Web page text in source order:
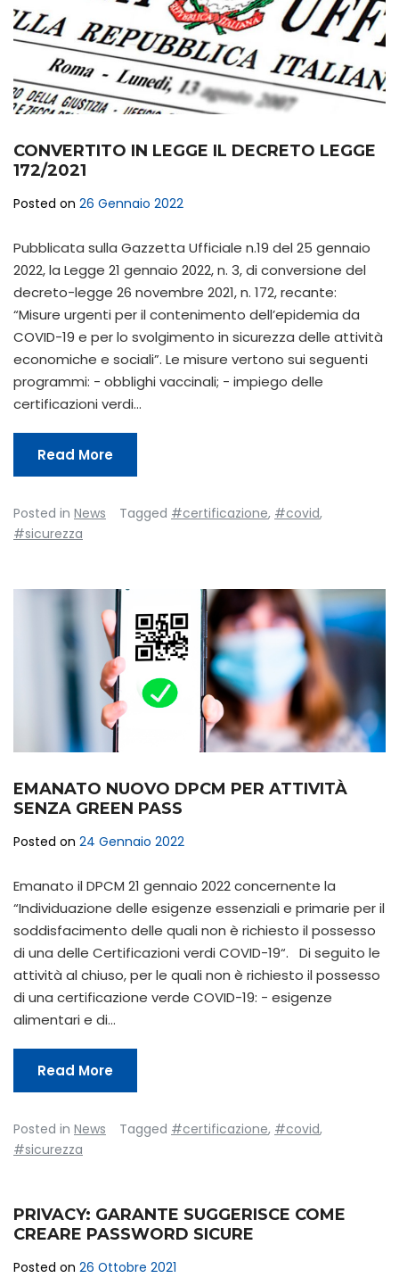
CONVERTITO IN LEGGE IL DECRETO LEGGE
172/2021
Posted on 26 Gennaio 2022
Pubblicata sulla Gazzetta Ufficiale n.19 del 25 gennaio
2022, la Legge 21 gennaio 2022, n. 3, di conversione del
decreto-legge 26 novembre 2021, n. 172, recante:
“Misure urgenti per il contenimento dell’epidemia da
COVID-19 e per lo svolgimento in sicurezza delle attività
economiche e sociali”. Le misure vertono sui seguenti
programmi: - obblighi vaccinali; - impiego delle
certificazioni verdi…
Read More
Posted in News Tagged #certificazione, #covid,
#sicurezza
EMANATO NUOVO DPCM PER ATTIVITÀ
SENZA GREEN PASS
Posted on 24 Gennaio 2022
Emanato il DPCM 21 gennaio 2022 concernente la
“Individuazione delle esigenze essenziali e primarie per il
soddisfacimento delle quali non è richiesto il possesso
di una delle Certificazioni verdi COVID-19“. Di seguito le
attività al chiuso, per le quali non è richiesto il possesso
di una certificazione verde COVID-19: - esigenze
alimentari e di…
Read More
Posted in News Tagged #certificazione, #covid,
#sicurezza
PRIVACY: GARANTE SUGGERISCE COME
CREARE PASSWORD SICURE
Posted on 26 Ottobre 2021